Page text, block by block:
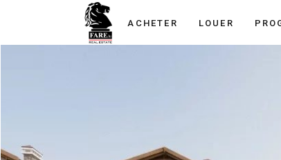
ACHETER LOUER